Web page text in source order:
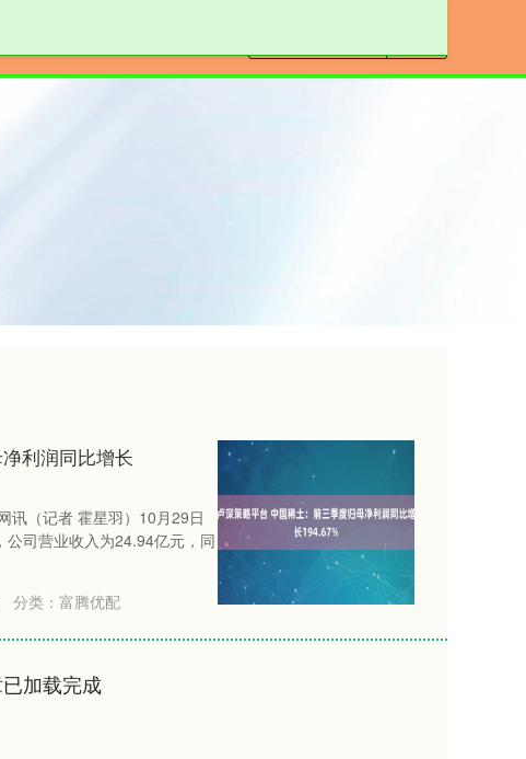
利润同比增长
讯（记者 霍星羽）10月29日
司营业收入为24.94亿元，同
分类： 富腾优配
加载完成